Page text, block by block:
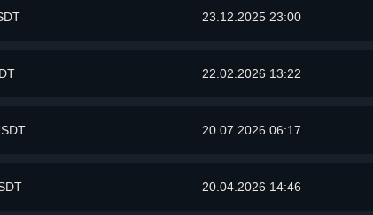
23.12.2025 23:00
22.02.2026 13:22
20.07.2026 06:17
20.04.2026 14:46